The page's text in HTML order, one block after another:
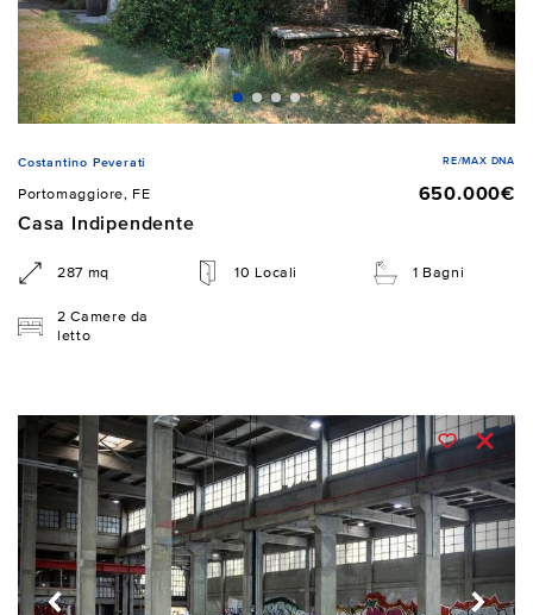
Costantino Peverati RE/MAX DNA
Portomaggiore, FE
650.000€
Casa Indipendente
287 mq 10 Locali 1 Bagni
2 Camere da
letto